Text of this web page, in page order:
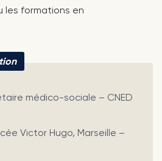
les formations en
médico-sociale – CNED
Victor Hugo, Marseille –